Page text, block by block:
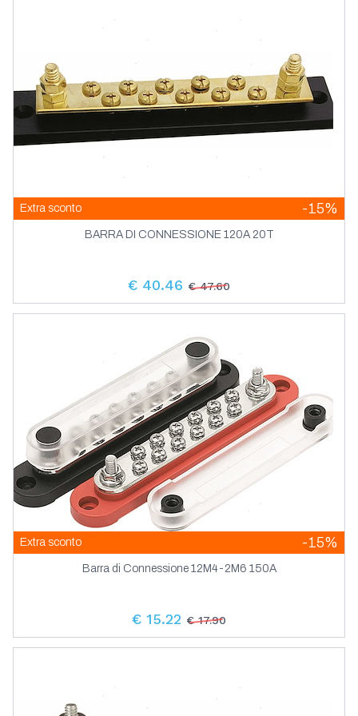
Extra sconto -15%
BARRA DI CONNESSIONE 120A 20T
€ 40.46 € 47.60
Extra sconto -15%
Barra di Connessione 12M4-2M6 150A
€ 15.22 € 17.90